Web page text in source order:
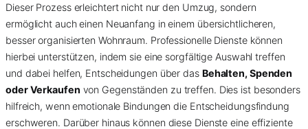
Dieser Prozess erleichtert nicht nur den Umzug, sondern
ermöglicht auch einen Neuanfang in einem übersichtlicheren,
besser organisierten Wohnraum. Professionelle Dienste können
hierbei unterstützen, indem sie eine sorgfältige Auswahl treffen
und dabei helfen, Entscheidungen über das Behalten, Spenden
oder Verkaufen von Gegenständen zu treffen. Dies ist besonders
hilfreich, wenn emotionale Bindungen die Entscheidungsfindung
erschweren. Darüber hinaus können diese Dienste eine effiziente